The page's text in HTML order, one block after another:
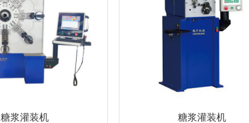
糖浆灌装机 糖浆灌装机